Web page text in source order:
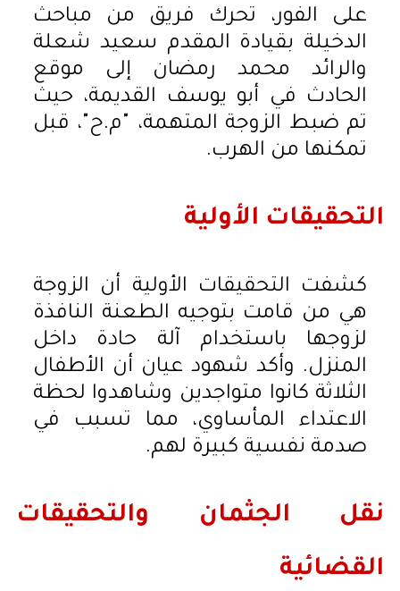
على الفور، تحرك فريق من مباحث
الدخيلة بقيادة المقدم سعيد شعلة
والرائد محمد رمضان إلى موقع
الحادث في أبو يوسف القديمة، حيث
تم ضبط الزوجة المتهمة، "م.ح"، قبل
تمكنها من الهرب.
التحقيقات الأولية
كشفت التحقيقات الأولية أن الزوجة
هي من قامت بتوجيه الطعنة النافذة
لزوجها باستخدام آلة حادة داخل
المنزل. وأكد شهود عيان أن الأطفال
الثلاثة كانوا متواجدين وشاهدوا لحظة
الاعتداء المأساوي، مما تسبب في
صدمة نفسية كبيرة لهم.
نقل الجثمان والتحقيقات
القضائية